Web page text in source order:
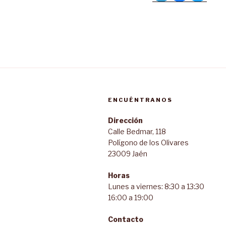
ENCUÉNTRANOS
Dirección
Calle Bedmar, 118
Polígono de los Olivares
23009 Jaén
Horas
Lunes a viernes: 8:30 a 13:30
16:00 a 19:00
Contacto